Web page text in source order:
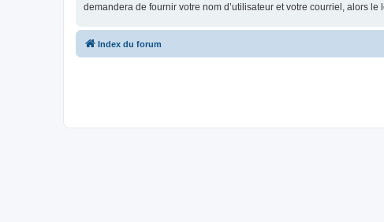
demandera de fournir votre nom d’utilisateur et votre courriel, alors
Index du forum